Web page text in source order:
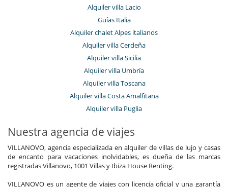
Alquiler villa Lacio
Guías Italia
Alquiler chalet Alpes italianos
Alquiler villa Cerdeña
Alquiler villa Sicilia
Alquiler villa Umbría
Alquiler villa Toscana
Alquiler villa Costa Amalfitana
Alquiler villa Puglia
Nuestra agencia de viajes
VILLANOVO, agencia especializada en alquiler de villas de lujo y casas
de encanto para vacaciones inolvidables, es dueña de las marcas
registradas Villanovo, 1001 Villas y Ibiza House Renting.
VILLANOVO es un agente de viajes con licencia oficial y una garantía